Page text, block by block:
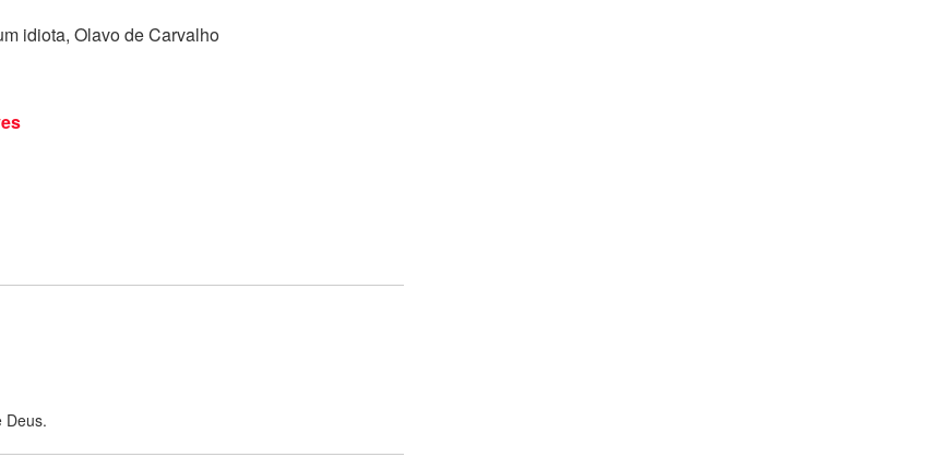
idiota, Olavo de Carvalho
Deus.